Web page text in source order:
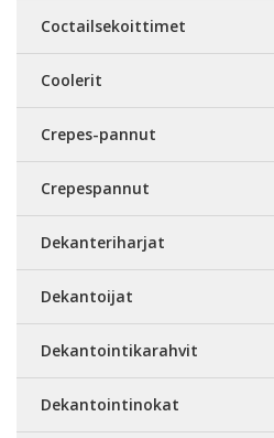
Coctailsekoittimet
Coolerit
Crepes-pannut
Crepespannut
Dekanteriharjat
Dekantoijat
Dekantointikarahvit
Dekantointinokat